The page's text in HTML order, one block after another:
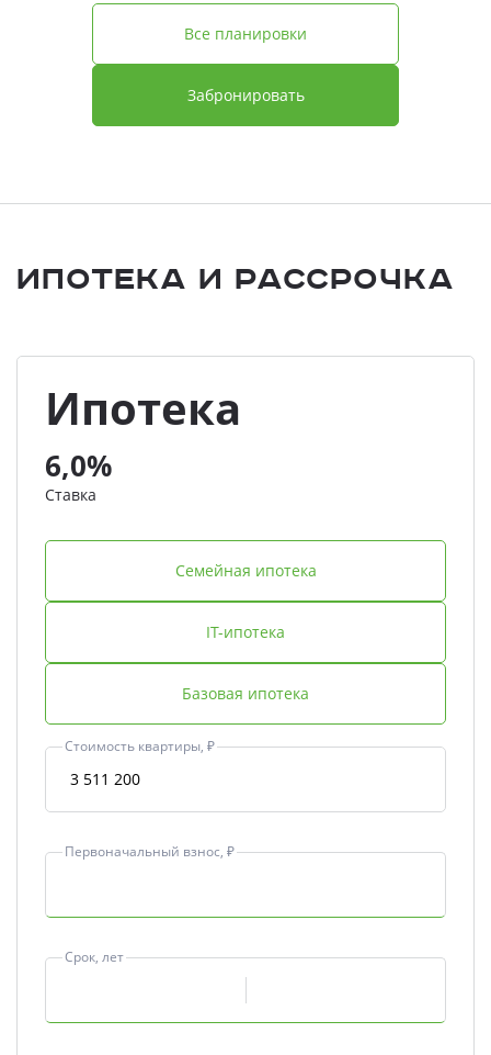
Забронировать
Все планировки
Ипотека и Рассрочка
Ипотека
6,0%
Ставка
Семейная ипотека
IT-ипотека
Базовая ипотека
Стоимость квартиры, ₽
Первоначальный взнос, ₽
Срок, лет